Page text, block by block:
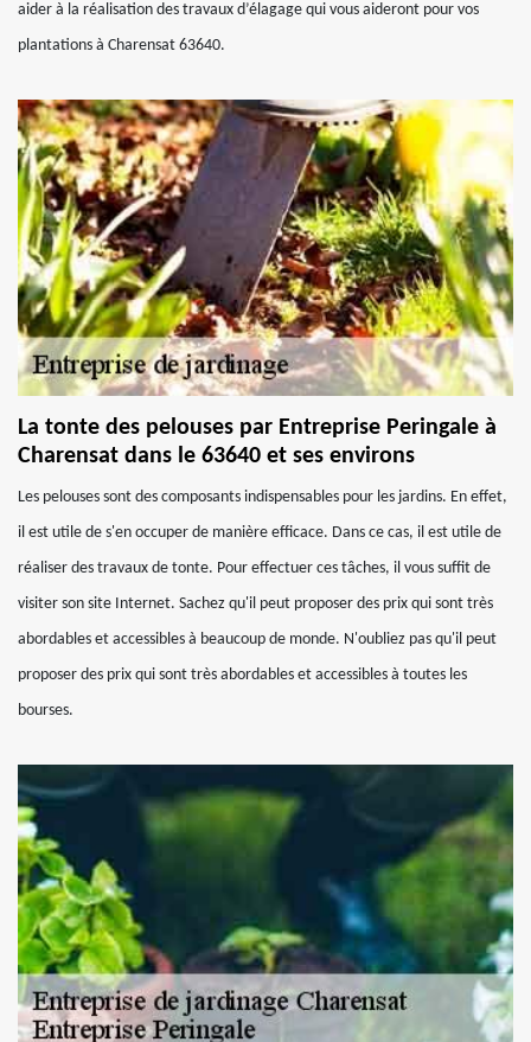
aider à la réalisation des travaux d’élagage qui vous aideront pour vos
plantations à Charensat 63640.
La tonte des pelouses par Entreprise Peringale à
Charensat dans le 63640 et ses environs
Les pelouses sont des composants indispensables pour les jardins. En effet,
il est utile de s'en occuper de manière efficace. Dans ce cas, il est utile de
réaliser des travaux de tonte. Pour effectuer ces tâches, il vous suffit de
visiter son site Internet. Sachez qu'il peut proposer des prix qui sont très
abordables et accessibles à beaucoup de monde. N'oubliez pas qu'il peut
proposer des prix qui sont très abordables et accessibles à toutes les
bourses.